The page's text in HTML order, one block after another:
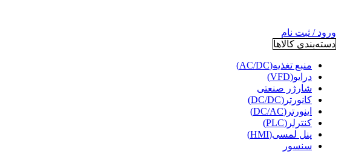
ورود / ثبت نام
دسته‌بندی کالاها
منبع تغذیه(AC/DC)
درایو(VFD)
شارژر صنعتی
کانورتر(DC/DC)
اینورتر(DC/AC)
کنترلر(PLC)
پنل لمسی(HMI)
سنسور